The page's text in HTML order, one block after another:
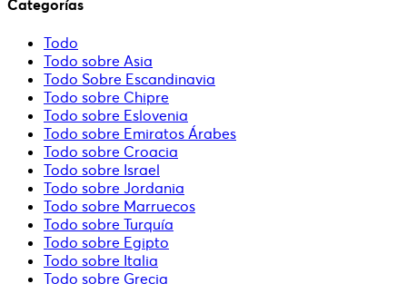
Categorías
Todo
Todo sobre Asia
Todo Sobre Escandinavia
Todo sobre Chipre
Todo sobre Eslovenia
Todo sobre Emiratos Árabes
Todo sobre Croacia
Todo sobre Israel
Todo sobre Jordania
Todo sobre Marruecos
Todo sobre Turquía
Todo sobre Egipto
Todo sobre Italia
Todo sobre Grecia